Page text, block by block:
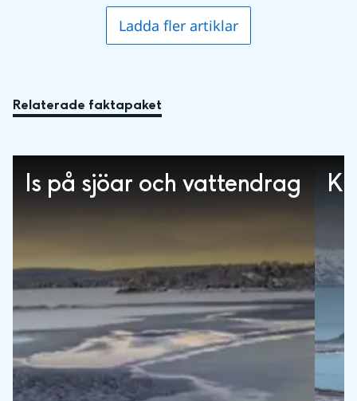
Ladda fler artiklar
Relaterade faktapaket
Is på sjöar och vattendrag